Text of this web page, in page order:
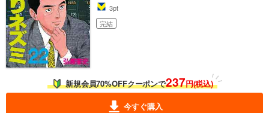
3pt
完結
新規会員70%OFFクーポンで237円(税込)
今すぐ購入
ハロー張りネズミ（１６）
792円 (税込)
完結
あらすじを表示する
ハロー張りネズミ（１７）